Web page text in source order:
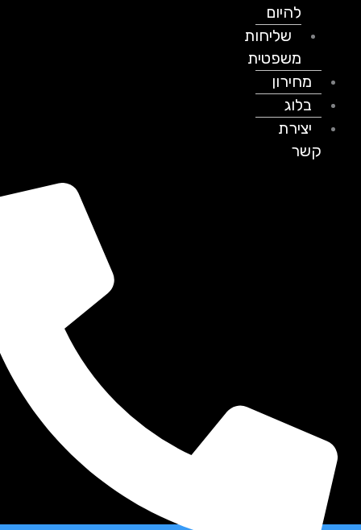
להיום
שליחות
משפטית
מחירון
בלוג
יצירת
קשר